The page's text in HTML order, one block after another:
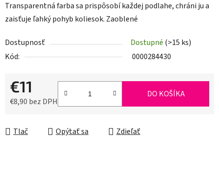
Transparentná farba sa prispôsobí každej podlahe, chráni ju a
zaisťuje ľahký pohyb koliesok. Zaoblené
Dostupnosť Dostupné (>15 ks)
Kód:
0000284430
€11
€8,90 bez DPH
DO KOŠÍKA
Tlač Opýtať sa Zdieľať